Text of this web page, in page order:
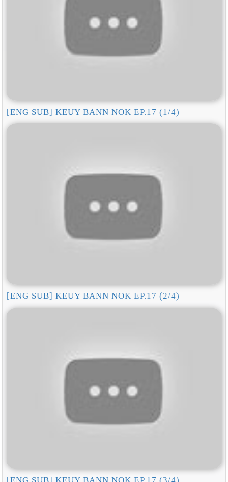
[ENG SUB] KEUY BANN NOK EP.17 (1/4)
[ENG SUB] KEUY BANN NOK EP.17 (2/4)
[ENG SUB] KEUY BANN NOK EP.17 (3/4)